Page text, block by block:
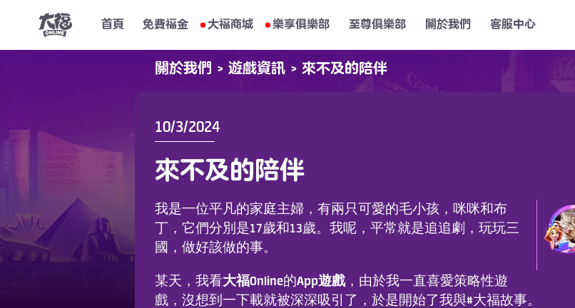
首頁 免費福金 大福商城 樂享俱樂部 至尊俱樂部 關於我們 客服中心
關於我們 > 遊戲資訊 > 來不及的陪伴
10/3/2024
來不及的陪伴
我是一位平凡的家庭主婦，有兩只可愛的毛小孩，咪咪和布
丁，它們分別是17歲和13歲。我呢，平常就是追追劇，玩玩三
國，做好該做的事。
某天，我看大福Online的App遊戲，由於我一直喜愛策略性遊
戲，沒想到一下載就被深深吸引了，於是開始了我與#大福故事。